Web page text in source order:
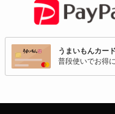
うまいもんカー
普段使いでお得